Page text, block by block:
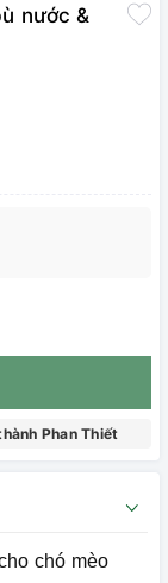
nước &
Phan Thiết
chó mèo